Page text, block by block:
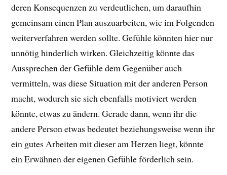
deren Konsequenzen zu verdeutlichen, um daraufhin
gemeinsam einen Plan auszuarbeiten, wie im Folgenden
weiterverfahren werden sollte. Gefühle könnten hier nur
unnötig hinderlich wirken. Gleichzeitig könnte das
Aussprechen der Gefühle dem Gegenüber auch
vermitteln, was diese Situation mit der anderen Person
macht, wodurch sie sich ebenfalls motiviert werden
könnte, etwas zu ändern. Gerade dann, wenn ihr die
andere Person etwas bedeutet beziehungsweise wenn ihr
ein gutes Arbeiten mit dieser am Herzen liegt, könnte
ein Erwähnen der eigenen Gefühle förderlich sein.